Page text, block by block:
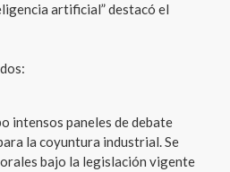
artificial” destacó el
intensos paneles de debate
la coyuntura industrial. Se
bajo la legislación vigente